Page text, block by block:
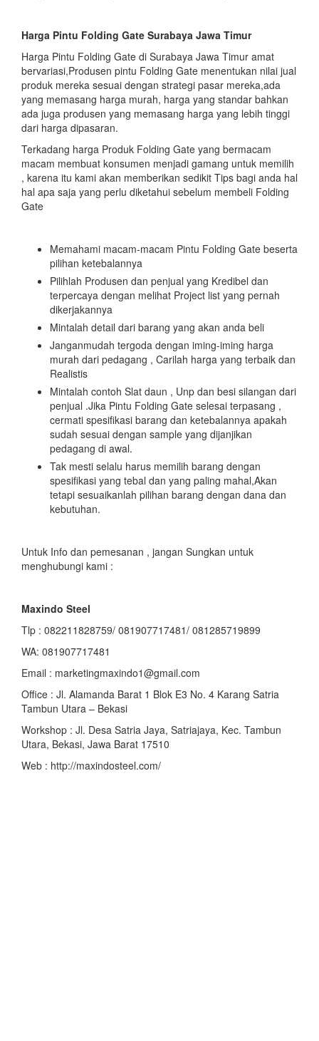
Harga Pintu Folding Gate Surabaya Jawa Timur
Harga Pintu Folding Gate di Surabaya Jawa Timur amat
bervariasi,Produsen pintu Folding Gate menentukan nilai jual
produk mereka sesuai dengan strategi pasar mereka,ada
yang memasang harga murah, harga yang standar bahkan
ada juga produsen yang memasang harga yang lebih tinggi
dari harga dipasaran.
Terkadang harga Produk Folding Gate yang bermacam
macam membuat konsumen menjadi gamang untuk memilih
, karena itu kami akan memberikan sedikit Tips bagi anda hal
hal apa saja yang perlu diketahui sebelum membeli Folding
Gate
Memahami macam-macam Pintu Folding Gate beserta
pilihan ketebalannya
Pilihlah Produsen dan penjual yang Kredibel dan
terpercaya dengan melihat Project list yang pernah
dikerjakannya
Mintalah detail dari barang yang akan anda beli
Janganmudah tergoda dengan iming-iming harga
murah dari pedagang , Carilah harga yang terbaik dan
Realistis
Mintalah contoh Slat daun , Unp dan besi silangan dari
penjual .Jika Pintu Folding Gate selesai terpasang ,
cermati spesifikasi barang dan ketebalannya apakah
sudah sesuai dengan sample yang dijanjikan
pedagang di awal.
Tak mesti selalu harus memilih barang dengan
spesifikasi yang tebal dan yang paling mahal,Akan
tetapi sesuaikanlah pilihan barang dengan dana dan
kebutuhan.
Untuk Info dan pemesanan , jangan Sungkan untuk
menghubungi kami :
Maxindo Steel
Tlp : 082211828759/ 081907717481/ 081285719899
WA: 081907717481
Email : marketingmaxindo1@gmail.com
Office : Jl. Alamanda Barat 1 Blok E3 No. 4 Karang Satria
Tambun Utara – Bekasi
Workshop : Jl. Desa Satria Jaya, Satriajaya, Kec. Tambun
Utara, Bekasi, Jawa Barat 17510
Web : http://maxindosteel.com/